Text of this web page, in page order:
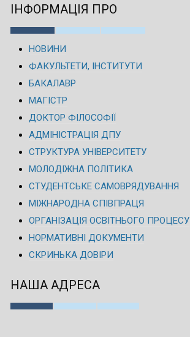
ІНФОРМАЦІЯ ПРО
НОВИНИ
ФАКУЛЬТЕТИ, ІНСТИТУТИ
БАКАЛАВР
МАГІСТР
ДОКТОР ФІЛОСОФІЇ
АДМІНІСТРАЦІЯ ДПУ
СТРУКТУРА УНІВЕРСИТЕТУ
МОЛОДІЖНА ПОЛІТИКА
СТУДЕНТСЬКЕ САМОВРЯДУВАННЯ
МІЖНАРОДНА СПІВПРАЦЯ
ОРГАНІЗАЦІЯ ОСВІТНЬОГО ПРОЦЕСУ
НОРМАТИВНІ ДОКУМЕНТИ
СКРИНЬКА ДОВІРИ
НАША АДРЕСА